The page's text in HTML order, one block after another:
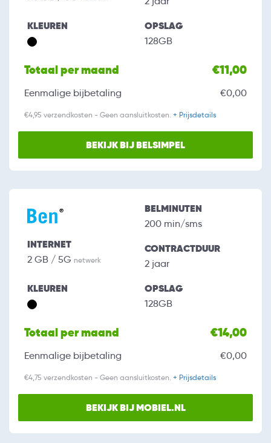
KLEUREN OPSLAG
128GB
Totaal per maand €11,00
Eenmalige bijbetaling €0,00
€4,95 verzendkosten - Geen aansluitkosten. + Prijsdetails
BEKIJK BIJ BELSIMPEL
INTERNET
2 GB / 5G netwerk
BELMINUTEN
200 min/sms
CONTRACTDUUR
2 jaar
KLEUREN OPSLAG
128GB
Totaal per maand €14,00
Eenmalige bijbetaling €0,00
€4,75 verzendkosten - Geen aansluitkosten. + Prijsdetails
BEKIJK BIJ MOBIEL.NL